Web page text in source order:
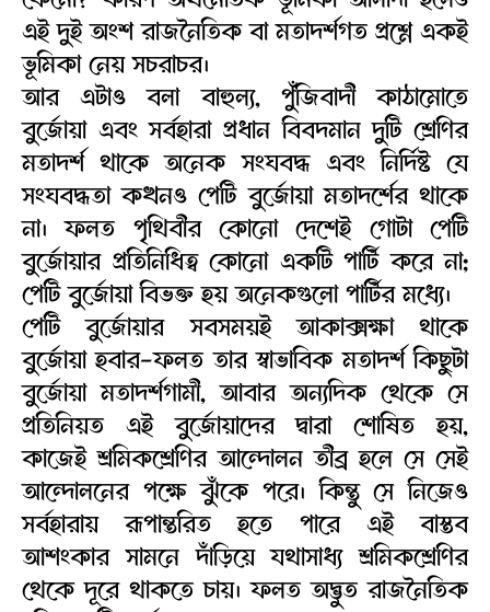
এই দুই অংশ রাজনৈতিক বা মতাদর্শগত প্রশ্নে একই
ভূমিকা নেয় সচরাচর।
আর এটাও বলা বাহুল্য, পুঁজিবাদী কাঠামোতে
বুর্জোয়া এবং সর্বহারা প্রধান বিবদমান দুটি শ্রেণির
মতাদর্শ থাকে অনেক সংঘবদ্ধ এবং নির্দিষ্ট যে
সংঘবদ্ধতা কখনও পেটি বুর্জোয়া মতাদর্শের থাকে
না। ফলত পৃথিবীর কোনো দেশেই গোটা পেটি
বুর্জোয়ার প্রতিনিধিত্ব কোনো একটি পার্টি করে না;
পেটি বুর্জোয়া বিভক্ত হয় অনেকগুলো পার্টির মধ্যে।
পেটি বুর্জোয়ার সবসময়ই আকাক্সক্ষা থাকে
বুর্জোয়া হবার-ফলত তার স্বাভাবিক মতাদর্শ কিছুটা
বুর্জোয়া মতাদর্শগামী, আবার অন্যদিক থেকে সে
প্রতিনিয়ত এই বুর্জোয়াদের দ্বারা শোষিত হয়,
কাজেই শ্রমিকশ্রেণির আন্দোলন তীব্র হলে সে সেই
আন্দোলনের পক্ষে ঝুঁকে পরে। কিন্তু সে নিজেও
সর্বহারায় রূপান্তরিত হতে পারে এই বাস্তব
আশংকার সামনে দাঁড়িয়ে যথাসাধ্য শ্রমিকশ্রেণির
থেকে দূরে থাকতে চায়। ফলত অদ্ভুত রাজনৈতিক